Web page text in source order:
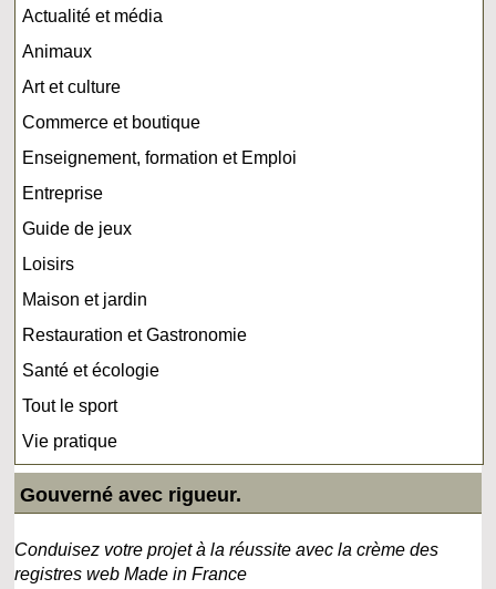
Actualité et média
Animaux
Art et culture
Commerce et boutique
Enseignement, formation et Emploi
Entreprise
Guide de jeux
Loisirs
Maison et jardin
Restauration et Gastronomie
Santé et écologie
Tout le sport
Vie pratique
Gouverné avec rigueur.
Conduisez votre projet à la réussite avec la crème des
registres web Made in France